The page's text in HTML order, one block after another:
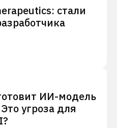
стали
ИИ-модель
угроза для